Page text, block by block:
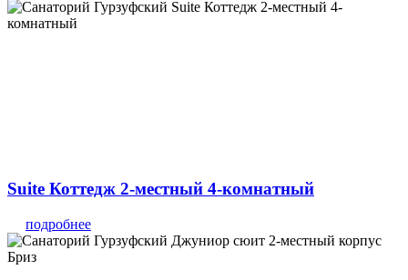
Suite Коттедж 2-местный 4-комнатный
подробнее